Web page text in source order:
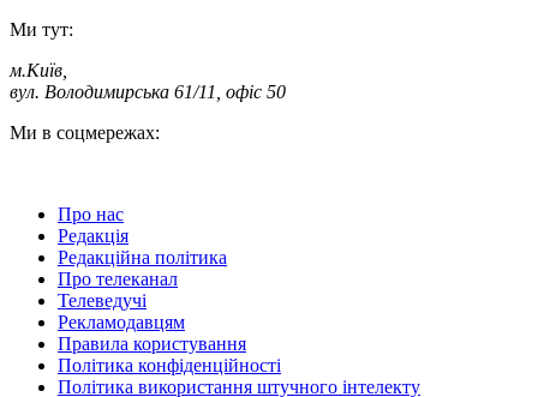
Ми тут:
м.Київ
вул. Володимирська 61/11, офіс 50
Ми в соцмережах:
Про нас
Редакція
Редакційна політика
Про телеканал
Телеведучі
Рекламодавцям
Правила користування
Політика конфіденційності
Політика використання штучного інтелекту